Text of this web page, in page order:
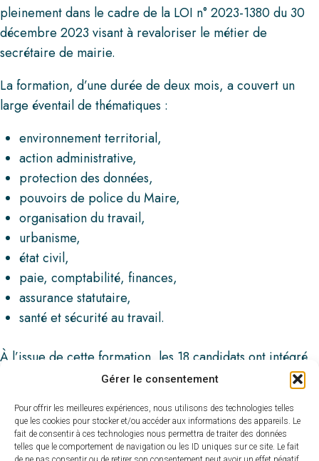
Gérer le consentement
Pour offrir les meilleures expériences, nous utilisons des technologies telles
que les cookies pour stocker et/ou accéder aux informations des appareils. Le
fait de consentir à ces technologies nous permettra de traiter des données
telles que le comportement de navigation ou les ID uniques sur ce site. Le fait
pleinement dans le cadre de la LOI n° 2023-1380 du 30
décembre 2023 visant à revaloriser le métier de
secrétaire de mairie.
La formation, d’une durée de deux mois, a couvert un
large éventail de thématiques :
environnement territorial,
action administrative,
protection des données,
pouvoirs de police du Maire,
organisation du travail,
urbanisme,
état civil,
paie, comptabilité, finances,
assurance statutaire,
santé et sécurité au travail.
À l’issue de cette formation, les 18 candidats ont intégré
le vivier du service Missions Temporaires du CDG 32. Ils
remplacement dans les collectivités, que ce soit dans le
cadre de congés annuels, de congés maladie ou de
vacances d'emploi. Certains d’entre eux sont d’ores et